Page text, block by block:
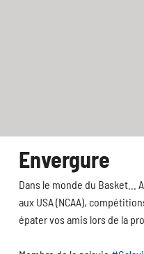
Envergure
Dans le monde du Basket...
aux USA (NCAA),
épater vos amis lors de la